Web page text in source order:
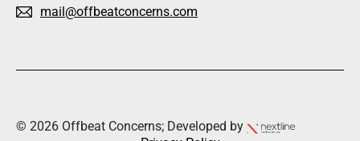
mail@offbeatconcerns.com
© 2026 Offbeat Concerns; Developed by